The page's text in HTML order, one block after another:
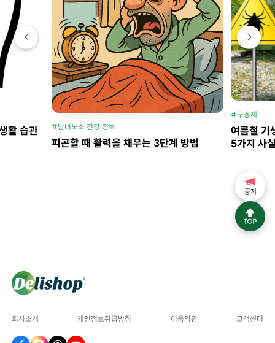
활 습관 #남녀노소 건강 정보
피곤할 때 활력을 채우는 3단계 방법
#구충제
여름철 기
5가지 사
회사소개 개인정보취급방침 이용약관 고객센터
공지